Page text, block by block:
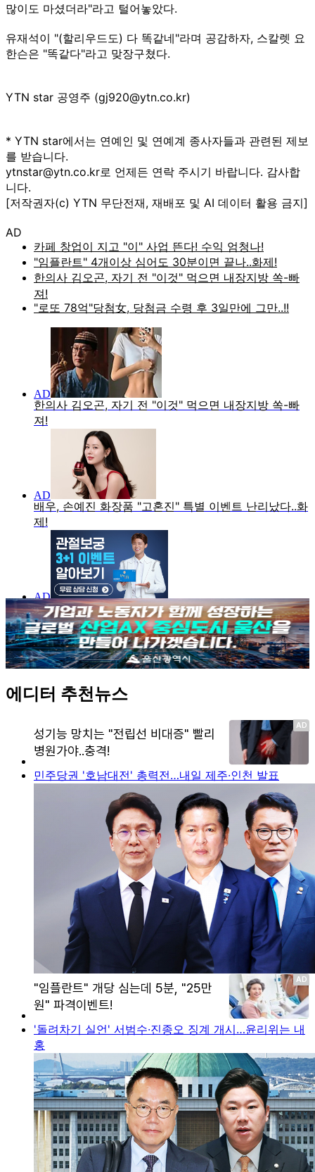
많이도 마셨더라"라고 털어놓았다.
유재석이 "(할리우드도) 다 똑같네"라며 공감하자, 스칼렛 요
한슨은 "똑같다"라고 맞장구쳤다.
YTN star 공영주 (gj920@ytn.co.kr)
* YTN star에서는 연예인 및 연예계 종사자들과 관련된 제보
를 받습니다.
ytnstar@ytn.co.kr로 언제든 연락 주시기 바랍니다. 감사합
니다.
[저작권자(c) YTN 무단전재, 재배포 및 AI 데이터 활용 금지]
AD
에디터 추천뉴스
민주당권 '호남대전' 총력전…내일 제주·인천 발표
'돌려차기 실언' 서범수·진종오 징계 개시…윤리위는 내
홍